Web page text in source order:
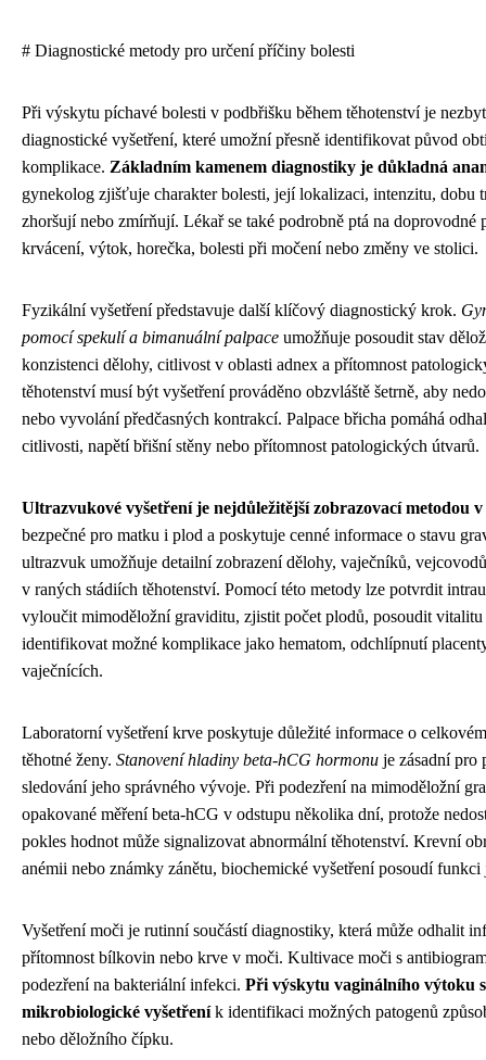
# Diagnostické metody pro určení příčiny bolesti
Při výskytu píchavé bolesti v podbřišku během těhotenství je
diagnostické vyšetření, které umožní přesně identifikovat původ
komplikace. Základním kamenem diagnostiky je důkladná
gynekolog zjišťuje charakter bolesti, její lokalizaci, intenzitu, dobu
zhoršují nebo zmírňují. Lékař se také podrobně ptá na doprovodné
krvácení, výtok, horečka, bolesti při močení nebo změny ve stolici.
Fyzikální vyšetření představuje další klíčový diagnostický krok.
pomocí spekulí a bimanuální palpace umožňuje posoudit stav
konzistenci dělohy, citlivost v oblasti adnex a přítomnost
těhotenství musí být vyšetření prováděno obzvláště šetrně, aby
nebo vyvolání předčasných kontrakcí. Palpace břicha pomáhá
citlivosti, napětí břišní stěny nebo přítomnost patologických útvarů.
Ultrazvukové vyšetření je nejdůležitější zobrazovací metodou
bezpečné pro matku i plod a poskytuje cenné informace o stavu
ultrazvuk umožňuje detailní zobrazení dělohy, vaječníků,
v raných stádiích těhotenství. Pomocí této metody lze potvrdit
vyloučit mimoděložní graviditu, zjistit počet plodů, posoudit vitalitu
identifikovat možné komplikace jako hematom, odchlípnutí
vaječnících.
Laboratorní vyšetření krve poskytuje důležité informace o
těhotné ženy. Stanovení hladiny beta-hCG hormonu je zásadní pro
sledování jeho správného vývoje. Při podezření na mimoděložní
opakované měření beta-hCG v odstupu několika dní, protože
pokles hodnot může signalizovat abnormální těhotenství. Krevní
anémii nebo známky zánětu, biochemické vyšetření posoudí funkci
Vyšetření moči je rutinní součástí diagnostiky, která může odhalit
přítomnost bílkovin nebo krve v moči. Kultivace moči s
podezření na bakteriální infekci. Při výskytu vaginálního výtoku
mikrobiologické vyšetřeník identifikaci možných patogenů
nebo děložního čípku.